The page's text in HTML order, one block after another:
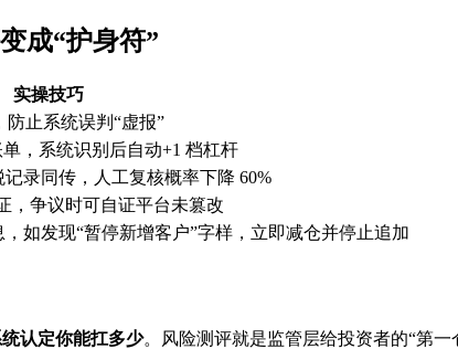
成“护身符”
实操技巧
止系统误判“虚报”
，系统识别后自动+1 档杠杆
录同传，人工复核概率下降 60%
，争议时可自证平台未篡改
如发现“暂停新增客户”字样，立即减仓并停止追加
认定你能扛多少。风险测评就是监管层给投资者的“第